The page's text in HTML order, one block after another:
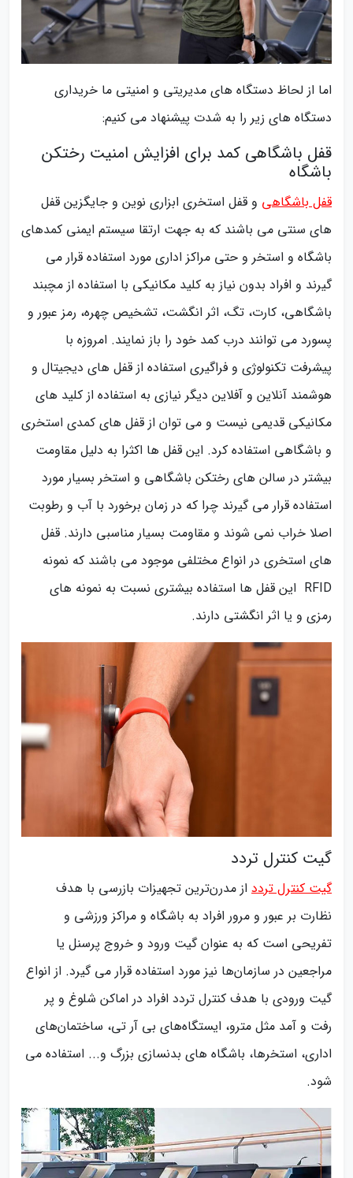
اما از لحاظ دستگاه های مدیریتی و امنیتی ما خریداری
دستگاه های زیر را به شدت پیشنهاد می کنیم:
قفل باشگاهی کمد برای افزایش امنیت رختکن
باشگاه
قفل باشگاهی و قفل استخری ابزاری نوین و جایگزین قفل
های سنتی می باشند که به جهت ارتقا سیستم ایمنی کمدهای
باشگاه و استخر و حتی مراکز اداری مورد استفاده قرار می
گیرند و افراد بدون نیاز به کلید مکانیکی با استفاده از مچبند
باشگاهی، کارت، تگ، اثر انگشت، تشخیص چهره، رمز عبور و
پسورد می توانند درب کمد خود را باز نمایند. امروزه با
پیشرفت تکنولوژی و فراگیری استفاده از قفل های دیجیتال و
هوشمند آنلاین و آفلاین دیگر نیازی به استفاده از کلید های
مکانیکی قدیمی نیست و می توان از قفل های کمدی استخری
و باشگاهی استفاده کرد. این قفل ها اکثرا به دلیل مقاومت
بیشتر در سالن های رختکن باشگاهی و استخر بسیار مورد
استفاده قرار می گیرند چرا که در زمان برخورد با آب و رطوبت
اصلا خراب نمی شوند و مقاومت بسیار مناسبی دارند. قفل
های استخری در انواع مختلفی موجود می باشند که نمونه
RFID این قفل ها استفاده بیشتری نسبت به نمونه های
رمزی و یا اثر انگشتی دارند.
گیت کنترل تردد
گیت کنترل تردد از مدرن‌ترین تجهیزات بازرسی با هدف
نظارت بر عبور و مرور افراد به باشگاه و مراکز ورزشی و
تفریحی است که به عنوان گیت ورود و خروج پرسنل یا
مراجعین در سازمان‌ها نیز مورد استفاده قرار می گیرد. از انواع
گیت ورودی با هدف کنترل تردد افراد در اماکن شلوغ و پر
رفت و آمد مثل مترو، ایستگاه‌های بی آر تی، ساختمان‌های
اداری، استخرها، باشگاه های بدنسازی بزرگ و... استفاده می
شود.